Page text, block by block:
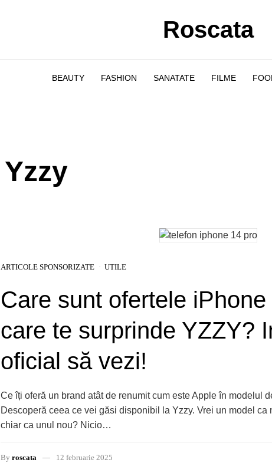
Roscata
BEAUTY FASHION SANATATE FILME
Yzzy
ARTICOLE SPONSORIZATE UTILE
Care sunt ofertele
care te surprinde YZZY?
oficial să vezi!
Ce îți oferă un brand atât de renumit cum este Apple în modelul
Descoperă ceea ce vei găsi disponibil la Yzzy. Vrei un model ca
chiar ca unul nou? Nicio…
By roscata 12 februarie 2025